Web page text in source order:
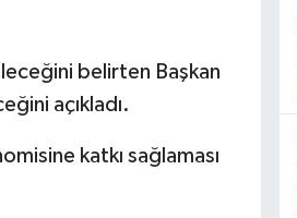
belirten Başkan
açıkladı.
katkı sağlaması